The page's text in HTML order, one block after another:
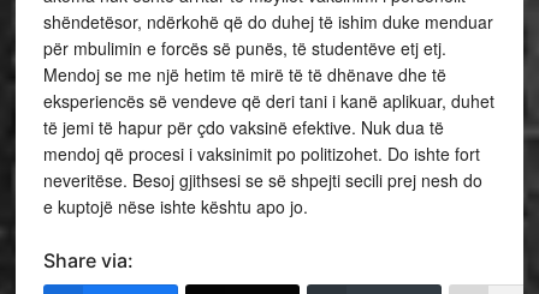
shëndetësor, ndërkohë që do duhej të ishim duke menduar
për mbulimin e forcës së punës, të studentëve etj etj.
Mendoj se me një hetim të mirë të të dhënave dhe të
eksperiencës së vendeve që deri tani i kanë aplikuar, duhet
të jemi të hapur për çdo vaksinë efektive. Nuk dua të
mendoj që procesi i vaksinimit po politizohet. Do ishte fort
neveritëse. Besoj gjithsesi se së shpejti secili prej nesh do
e kuptojë nëse ishte kështu apo jo.
Share via: